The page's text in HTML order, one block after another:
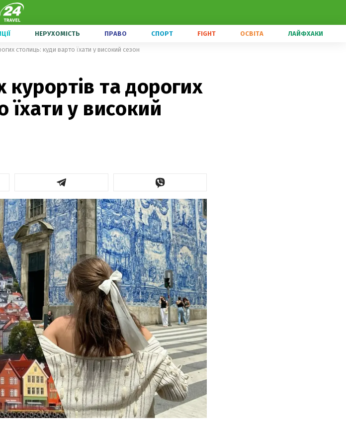
НЕРУХОМІСТЬ ПРАВО СПОРТ FIGHT ОСВІТА ЛАЙФХАКИ
столиць: куди варто їхати у високий сезон
курортів та дорогих
їхати у високий